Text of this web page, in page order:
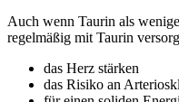
Auch wenn Taurin als
regelmäßig mit Taurin
das Herz stärken
das Risiko an